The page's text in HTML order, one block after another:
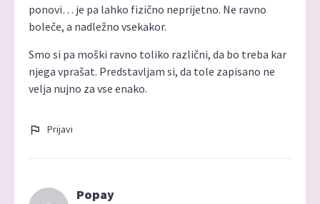
ponovi… je pa lahko fizično neprijetno. Ne ravno
boleče, a nadležno vsekakor.
Smo si pa moški ravno toliko različni, da bo treba kar
njega vprašat. Predstavljam si, da tole zapisano ne
velja nujno za vse enako.
Prijavi
Popay